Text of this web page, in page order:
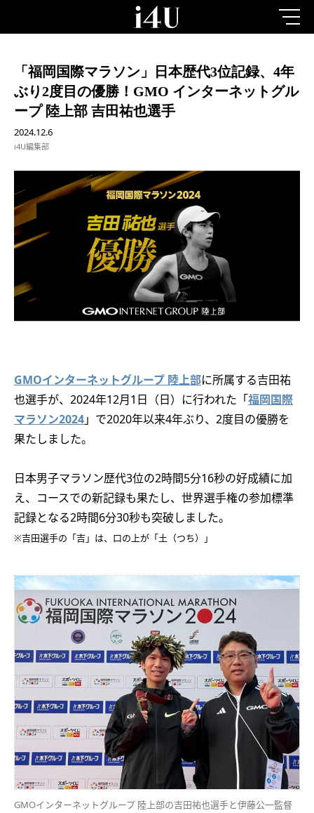
「福岡国際マラソン」日本歴代3位記録、4年
ぶり2度目の優勝！GMO インターネットグル
ープ 陸上部 吉田祐也選手
2024.12.6
i4U編集部
GMOインターネットグループ 陸上部に所属する吉田祐
也選手が、2024年12月1日（日）に行われた「福岡国際
マラソン2024」で2020年以来4年ぶり、2度目の優勝を
果たしました。
日本男子マラソン歴代3位の2時間5分16秒の好成績に加
え、コースでの新記録も果たし、世界選手権の参加標準
記録となる2時間6分30秒も突破しました。
※吉田選手の「吉」は、口の上が「土（つち）」​
GMOインターネットグループ 陸上部の吉田祐也選手と伊藤公一監督